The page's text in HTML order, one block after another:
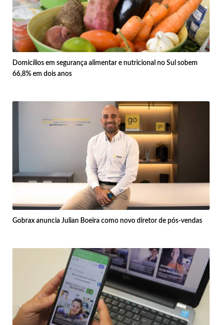
Domicílios em segurança alimentar e nutricional no Sul sobem
66,8% em dois anos
Gobrax anuncia Julian Boeira como novo diretor de pós-vendas